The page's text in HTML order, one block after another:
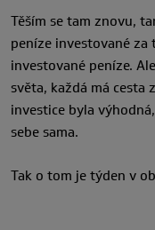
Těším se tam znovu,
peníze investované
investované peníze.
světa, každá má cesta
investice byla
sebe sama.
Tak o tom je týden v